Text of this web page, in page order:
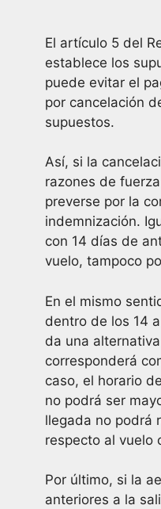
El artículo 5 del
establece los
puede evitar el
por cancelación
supuestos.
Así, si la
razones de
preverse por la
indemnización.
con 14 días de
vuelo, tampoco
En el mismo
dentro de los 14
da una
corresponderá
caso, el horario
no podrá ser
llegada no podrá
respecto al vuelo
Por último, si la
anteriores a la